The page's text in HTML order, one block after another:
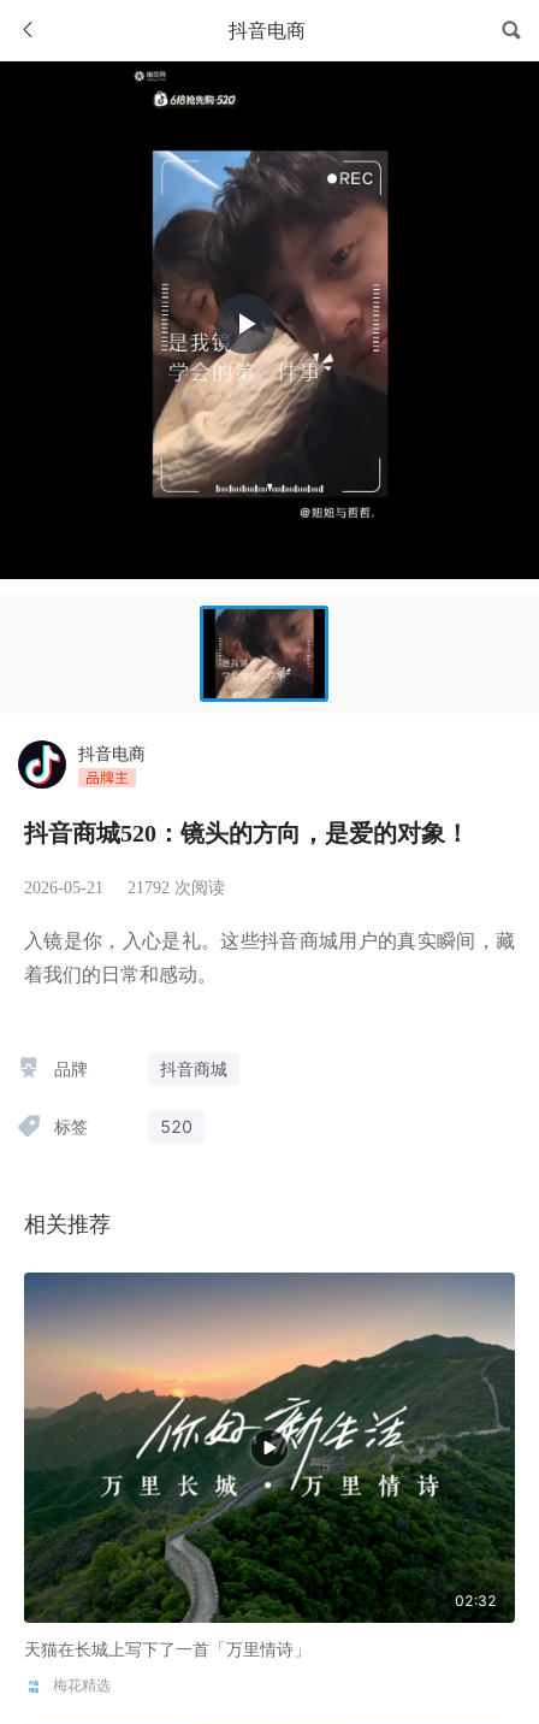
抖音电商
Play
Video
抖音电商
抖音商城520：镜头的方向，是爱的对象！
2026-05-21 21792 次阅读
入镜是你，入心是礼。这些抖音商城用户的真实瞬间，藏
着我们的日常和感动。
品牌 抖音商城
标签 520
相关推荐
02:32
天猫在长城上写下了一首「万里情诗」
梅花精选